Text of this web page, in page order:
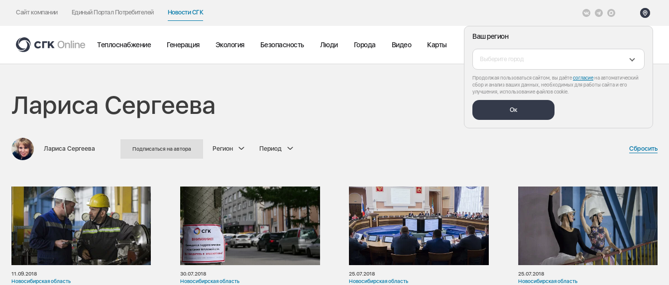
Сайт компании Единый Портал Потребителей Новости СГК
Ваш регион
Выберите город
Продолжая пользоваться сайтом, вы даётесогласиена автоматический
сбор и анализ ваших данных, необходимых для работы сайта и его
улучшения, использование файлов cookie.
Ок
Теплоснабжение Генерация Экология Безопасность Люди Города Видео Карты
Лариса Сергеева
Лариса Сергеева Подписаться на автора Регион Период Сбросить
11.09.2018
Новосибирская область
30.07.2018
Новосибирская область
25.07.2018
Новосибирская область
25.07.2018
Новосибирская область